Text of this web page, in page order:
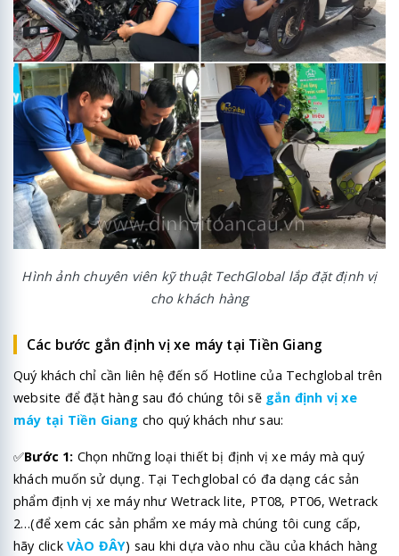
Hình ảnh chuyên viên kỹ thuật TechGlobal lắp đặt định vị
cho khách hàng
Các bước gắn định vị xe máy tại Tiền Giang
Quý khách chỉ cần liên hệ đến số Hotline của Techglobal trên
website để đặt hàng sau đó chúng tôi sẽ gắn định vị xe
máy tại Tiền Giang cho quý khách như sau:
✅Bước 1: Chọn những loại thiết bị định vị xe máy mà quý
khách muốn sử dụng. Tại Techglobal có đa dạng các sản
phẩm định vị xe máy như Wetrack lite, PT08, PT06, Wetrack
2…(để xem các sản phẩm xe máy mà chúng tôi cung cấp,
hãy clickVÀO ĐÂY) sau khi dựa vào nhu cầu của khách hàng